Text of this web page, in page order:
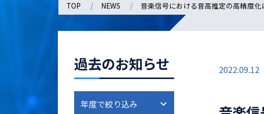
TOP NEWS 音楽信号における音高推定の高精度化
過去のお知らせ 2022.09.12